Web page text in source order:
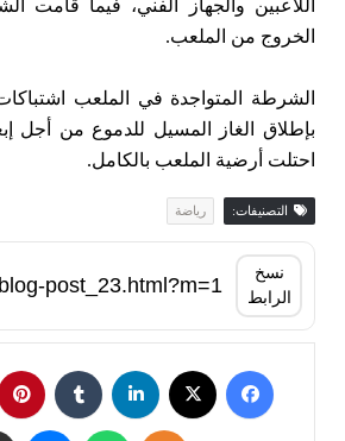
اللاعبين والجهاز الفني، فيما قامت
الخروج من الملعب.
الشرطة المتواجدة في الملعب
بإطلاق الغاز المسيل للدموع من أجل
احتلت أرضية الملعب بالكامل.
التصنيفات: رياضة
نسخ
الرابط